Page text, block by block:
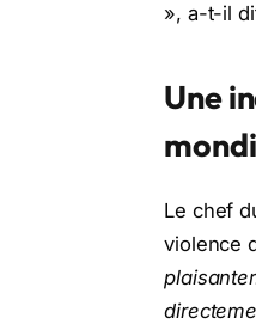
», a-t-il
Une
Le chef
violence